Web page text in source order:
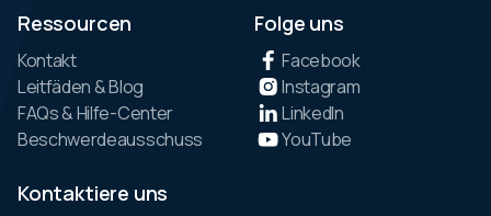
Ressourcen
Kontakt
Leitfäden & Blog
FAQs & Hilfe-Center
Beschwerdeausschuss
Folge uns
Facebook
Instagram
LinkedIn
YouTube
Kontaktiere uns